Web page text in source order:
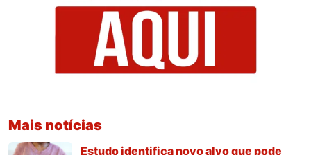
Mais notícias
Estudo identifica novo alvo que pode